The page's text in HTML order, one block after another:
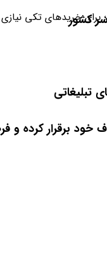
کشور
تبلیغاتی
خود برقرار
برای خریدهای تکی